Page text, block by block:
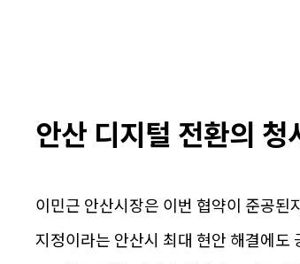
안산 디지털 전환의 청
이민근 안산시장은 이번 협약이 준공된
지정이라는 안산시 최대 현안 해결에도